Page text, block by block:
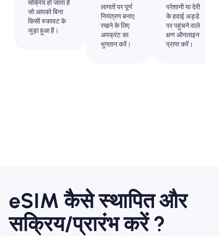
सक्रिय हो जाता है
जो आपको बिना
किसी रुकावट के
जुड़ा हुआ है।
लागतों पर पूर्ण
नियंत्रण बनाए
रखने के लिए
अपफ्रंट का
भुगतान करें।
परेशानी या देरी
के हवाई अड्डे
पर पहुंचने वाले
क्षण ऑनलाइन
प्राप्त करें।
eSIM कैसे स्थापित और
सक्रिय/प्रारंभ करें ?